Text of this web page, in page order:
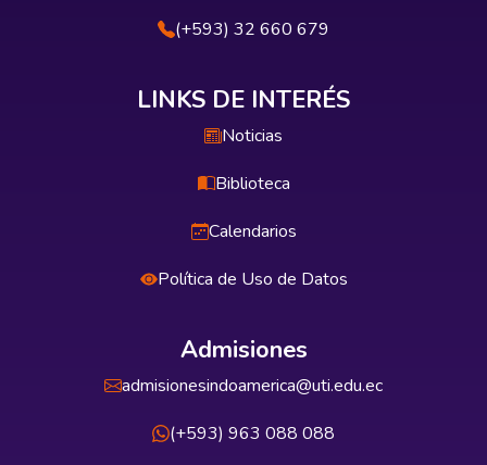
(+593) 32 660 679
LINKS DE INTERÉS
Noticias
Biblioteca
Calendarios
Política de Uso de Datos
Admisiones
admisionesindoamerica@uti.edu.ec
(+593) 963 088 088